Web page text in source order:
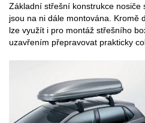
Základní střešní konstrukce
jsou na ni dále montována. Kromě
lze využít i pro montáž střešního
uzavřením přepravovat prakticky